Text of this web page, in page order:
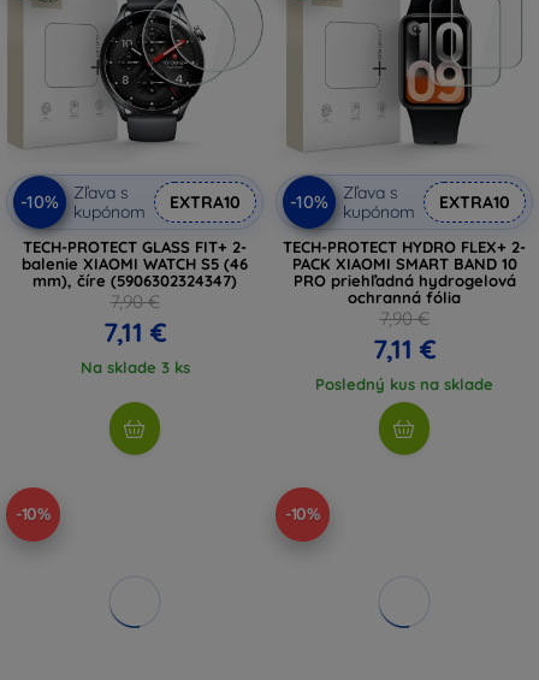
-10%
Zľava s
kupónom
EXTRA10
TECH-PROTECT GLASS FIT+ 2-
balenie XIAOMI WATCH S5 (46
mm), číre (5906302324347)
7,90 €
7,11 €
Na sklade 3 ks
-10%
Zľava s
kupónom
EXTRA10
TECH-PROTECT HYDRO FLEX+ 2-
PACK XIAOMI SMART BAND 10
PRO priehľadná hydrogelová
ochranná fólia
7,90 €
7,11 €
Posledný kus na sklade
-10% -10%